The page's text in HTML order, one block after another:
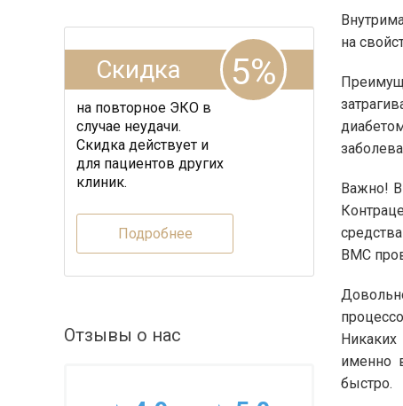
Скидка 5%
на повторное ЭКО в
случае неудачи.
Скидка действует и
для пациентов других
клиник.
Подробнее
Отзывы о нас
на
Важно!
ВМС
именно
быстро.